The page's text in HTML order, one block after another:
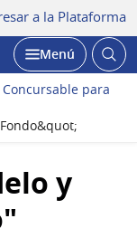
a la Plataforma
Abrir
Menú
para
y